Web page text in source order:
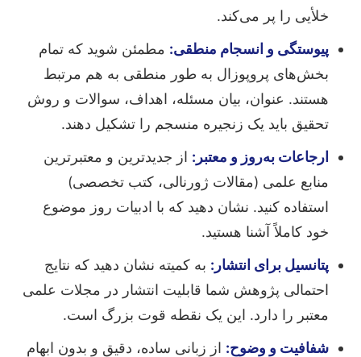
خلأیی را پر می‌کند.
پیوستگی و انسجام منطقی: مطمئن شوید که تمام
بخش‌های پروپوزال به طور منطقی به هم مرتبط
هستند. عنوان، بیان مسئله، اهداف، سوالات و روش
تحقیق باید یک زنجیره منسجم را تشکیل دهند.
ارجاعات به‌روز و معتبر: از جدیدترین و معتبرترین
منابع علمی (مقالات ژورنالی، کتب تخصصی)
استفاده کنید. نشان دهید که با ادبیات روز موضوع
خود کاملاً آشنا هستید.
پتانسیل برای انتشار: به کمیته نشان دهید که نتایج
احتمالی پژوهش شما قابلیت انتشار در مجلات علمی
معتبر را دارد. این یک نقطه قوت بزرگ است.
شفافیت و وضوح: از زبانی ساده، دقیق و بدون ابهام